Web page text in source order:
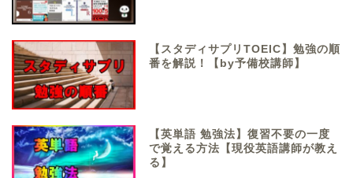
【スタディサプリTOEIC】勉強の順
番を解説！【by予備校講師】
【英単語 勉強法】復習不要の一度
で覚える方法【現役英語講師が教え
る】